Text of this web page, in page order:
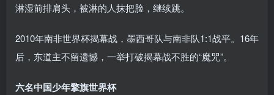
淋湿前排肩头，被淋的人抹把脸，继续跳。
2010年南非世界杯揭幕战，墨西哥队与南非队1:1战平。16年
后，东道主不留遗憾，一举打破揭幕战不胜的“魔咒”。
六名中国少年擎旗世界杯